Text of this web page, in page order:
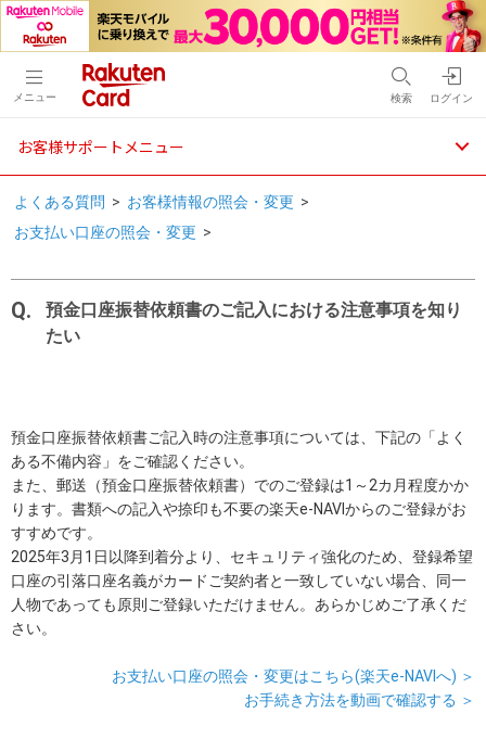
メニュー 検索 ログイン
お客様サポートメニュー
よくある質問 > お客様情報の照会・変更 >
お支払い口座の照会・変更 >
預金口座振替依頼書のご記入における注意事項を知り
たい
預金口座振替依頼書ご記入時の注意事項については、下記の「よく
ある不備内容」をご確認ください。
また、郵送（預金口座振替依頼書）でのご登録は1～2カ月程度かか
ります。書類への記入や捺印も不要の楽天e-NAVIからのご登録がお
すすめです。
2025年3月1日以降到着分より、セキュリティ強化のため、登録希望
口座の引落口座名義がカードご契約者と一致していない場合、同一
人物であっても原則ご登録いただけません。あらかじめご了承くだ
さい。
お支払い口座の照会・変更はこちら(楽天e-NAVIへ) ＞
お手続き方法を動画で確認する ＞